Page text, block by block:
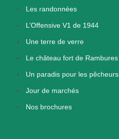
Les randonnées
L’Offensive V1 de 1944
Une terre de verre
Le château fort de Rambures
Un paradis pour les pêcheurs
Jour de marchés
Nos brochures